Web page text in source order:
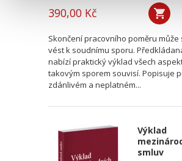
390,00 Kč
Skončení pracovního poměru může
vést k soudnímu sporu.
nabízí praktický výklad všech
takovým sporem souvisí. Popisuje
zdánlivém a neplatném...
Výklad
smluv